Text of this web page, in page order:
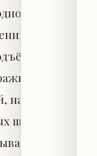
Это
ворот,
наклонных
шарнирно
под